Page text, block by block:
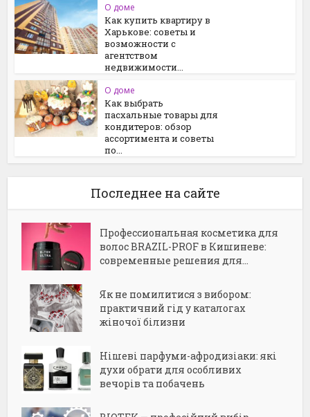
О доме
Как купить квартиру в
Харькове: советы и
возможности с
агентством
недвижимости...
О доме
Как выбрать
пасхальные товары для
кондитеров: обзор
ассортимента и советы
по...
Последнее на сайте
Профессиональная косметика для
волос BRAZIL-PROF в Кишиневе:
современные решения для...
Як не помилитися з вибором:
практичний гід у каталогах
жіночої білизни
Нішеві парфуми-афродизіаки: які
духи обрати для особливих
вечорів та побачень